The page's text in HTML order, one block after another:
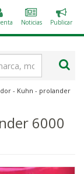
Noticias
un
Publicar
- Kuhn - prolander
6000